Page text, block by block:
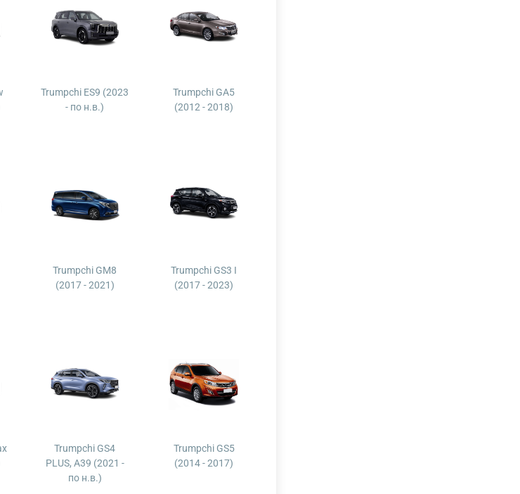
Trumpchi ES9 (2023
- по н.в.)
Trumpchi GA5
(2012 - 2018)
Trumpchi GM8
(2017 - 2021)
Trumpchi GS3 I
(2017 - 2023)
Trumpchi GS4
PLUS, A39 (2021 -
по н.в.)
Trumpchi GS5
(2014 - 2017)